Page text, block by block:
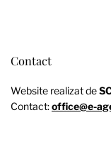
Contact
Website realizat de
Contact:office@e-